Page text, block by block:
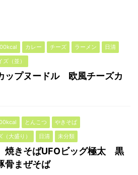
カレー チーズ ラーメン
日清
（並）
ップヌードル 欧風チーズカ
とんこつ
やきそば
（大盛り）
日清 未分類
焼きそばUFOビッグ極太 黒
骨まぜそば